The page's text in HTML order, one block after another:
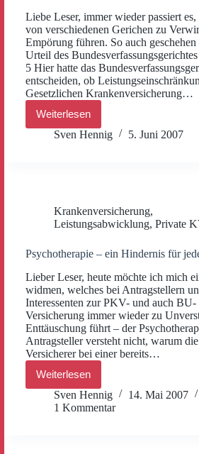
Liebe Leser, immer wieder passiert
von verschiedenen Gerichen zu
Empörung führen. So auch
Urteil des
5 Hier hatte das
entscheiden, ob
Gesetzlichen Krankenversicherung…
Weiterlesen
Leistungen
bei
künstlicher
PKV)
Sven Hennig 5. Juni 2007
Krankenversicherung,
Leistungsabwicklung, Private
Psychotherapie – ein Hindernis für
Lieber Leser, heute möchte ich mich
widmen, welches bei Antragstellern
Interessenten zur PKV- und auch BU-
Versicherung immer wieder zu
Enttäuschung führt – der
Antragsteller versteht nicht, warum
Versicherer bei einer bereits…
WeiterlesenPsychotherapie
–
ein
Hindernis
Sven Hennig
14. Mai 2007
1 Kommentar